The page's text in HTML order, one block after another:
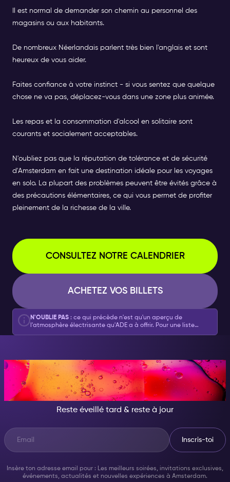
Il est normal de demander son chemin au personnel des
magasins ou aux habitants.
De nombreux Néerlandais parlent très bien l'anglais et sont
heureux de vous aider.
Faites confiance à votre instinct - si vous sentez que quelque
chose ne va pas, déplacez-vous dans une zone plus animée.
Les repas et la consommation d'alcool en solitaire sont
courants et socialement acceptables.
N'oubliez pas que la réputation de tolérance et de sécurité
d'Amsterdam en fait une destination idéale pour les voyages
en solo. La plupart des problèmes peuvent être évités grâce à
des précautions élémentaires, ce qui vous permet de profiter
pleinement de la richesse de la ville.
CONSULTEZ NOTRE CALENDRIER
ACHETEZ VOS BILLETS
N'OUBLIE PAS : ce qui précède n'est qu'un aperçu de
l'atmosphère électrisante qu'ADE a à offrir. Pour une liste
CE SOIR, DEVIENS
QUELQU'UN D'INCROYABLE
Reste éveillé tard & reste à jour
Inscris-toi
Insère ton adresse email pour : Les meilleurs soirées, invitations exclusives,
événements, actualités et nouvelles expériences à Amsterdam.